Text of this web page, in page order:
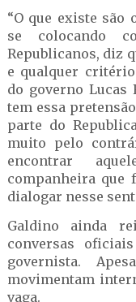
“O que existe são
se colocando
Republicanos, diz
e qualquer
do governo Lucas
tem essa
parte do
muito pelo
encontrar
companheira que
dialogar nesse
Galdino ainda
conversas
governista.
movimentam
vaga.